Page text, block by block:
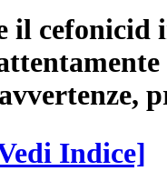
il cefonicid
Indice]